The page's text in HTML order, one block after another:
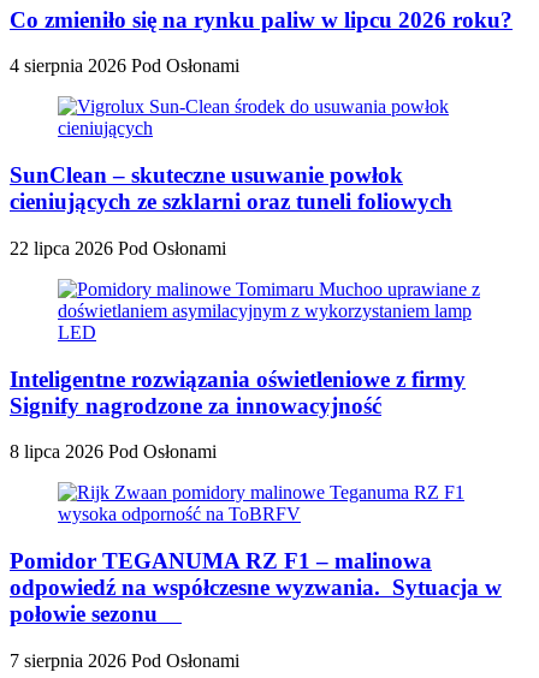
Co zmieniło się na rynku paliw w lipcu 2026 roku?
4 sierpnia 2026 Pod Osłonami
SunClean – skuteczne usuwanie powłok
cieniujących ze szklarni oraz tuneli foliowych
22 lipca 2026 Pod Osłonami
Inteligentne rozwiązania oświetleniowe z firmy
Signify nagrodzone za innowacyjność
8 lipca 2026 Pod Osłonami
Pomidor TEGANUMA RZ F1 – malinowa
odpowiedź na współczesne wyzwania. Sytuacja w
połowie sezonu
7 sierpnia 2026 Pod Osłonami